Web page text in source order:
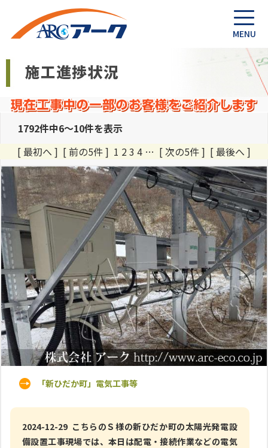
1792件中6～10件を表示
[ 最初へ ] [ 前の5件 ] 1 2 3 4 … [ 次の5件 ] [ 最後へ ]
「新ひだか町」電気工事等
2024-12-29 こちらのＳ様の新ひだか町の太陽光発電設
備設置工事現場では、本日は配電・接続作業などの電気